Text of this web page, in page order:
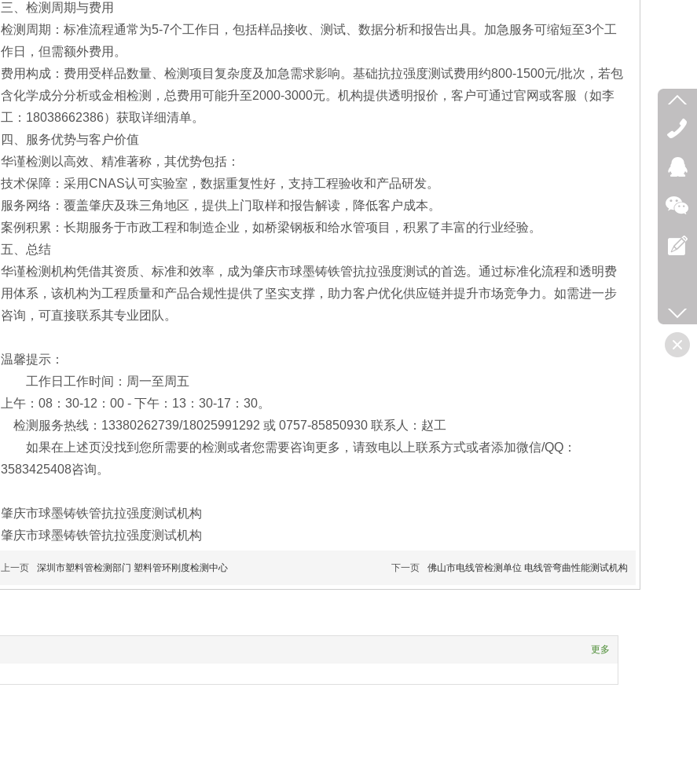
三、检测周期与费用
检测周期：标准流程通常为5-7个工作日，包括样品接收、测试、数据分析和报告出具。加急服务可缩短至3个工
作日，但需额外费用。
费用构成：费用受样品数量、检测项目复杂度及加急需求影响。基础抗拉强度测试费用约800-1500元/批次，若包
含化学成分分析或金相检测，总费用可能升至2000-3000元。机构提供透明报价，客户可通过官网或客服（如李
工：18038662386）获取详细清单。
四、服务优势与客户价值
华谨检测以高效、精准著称，其优势包括：
技术保障：采用CNAS认可实验室，数据重复性好，支持工程验收和产品研发。
服务网络：覆盖肇庆及珠三角地区，提供上门取样和报告解读，降低客户成本。
案例积累：长期服务于市政工程和制造企业，如桥梁钢板和给水管项目，积累了丰富的行业经验。
五、总结
华谨检测机构凭借其资质、标准和效率，成为肇庆市球墨铸铁管抗拉强度测试的首选。通过标准化流程和透明费
用体系，该机构为工程质量和产品合规性提供了坚实支撑，助力客户优化供应链并提升市场竞争力。如需进一步
咨询，可直接联系其专业团队。
温馨提示：
工作日工作时间：周一至周五
上午：08：30-12：00 - 下午：13：30-17：30。
检测服务热线：13380262739/18025991292 或 0757-85850930 联系人：赵工
如果在上述页没找到您所需要的检测或者您需要咨询更多，请致电以上联系方式或者添加微信/QQ：
3583425408咨询。
肇庆市球墨铸铁管抗拉强度测试机构
肇庆市球墨铸铁管抗拉强度测试机构
上一页 深圳市塑料管检测部门 塑料管环刚度检测中心 下一页 佛山市电线管检测单位 电线管弯曲性能测试机构
更多